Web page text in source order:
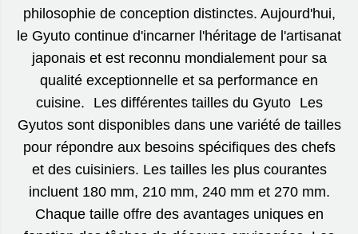
philosophie de conception distinctes. Aujourd'hui,
le Gyuto continue d'incarner l'héritage de l'artisanat
japonais et est reconnu mondialement pour sa
qualité exceptionnelle et sa performance en
cuisine. Les différentes tailles du Gyuto Les
Gyutos sont disponibles dans une variété de tailles
pour répondre aux besoins spécifiques des chefs
et des cuisiniers. Les tailles les plus courantes
incluent 180 mm, 210 mm, 240 mm et 270 mm.
Chaque taille offre des avantages uniques en